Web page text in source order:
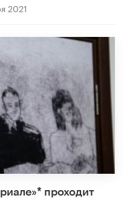
2021
проходит